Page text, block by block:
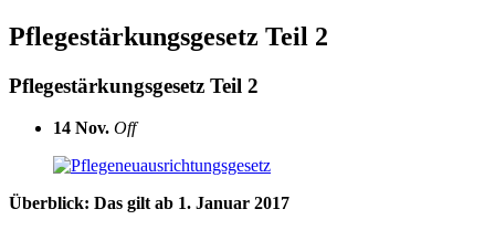
Pflegestärkungsgesetz Teil 2
Pflegestärkungsgesetz Teil 2
14 Nov. Off
Überblick: Das gilt ab 1. Januar 2017